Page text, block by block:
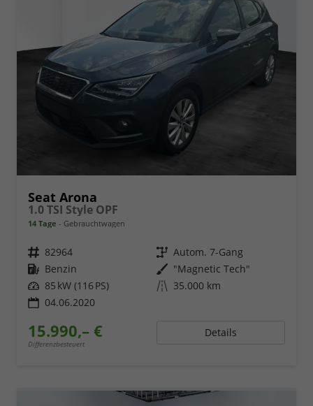
Seat Arona
1.0 TSI Style OPF
14 Tage Gebrauchtwagen
Fahrzeugnr. 82964 Getriebe Autom. 7-Gang
Kraftstoff Benzin Außenfarbe "Magnetic Tech"
Leistung 85 kW (116 PS) Kilometerstand 35.000 km
04.06.2020
15.990,– €
Differenzbesteuert
Details